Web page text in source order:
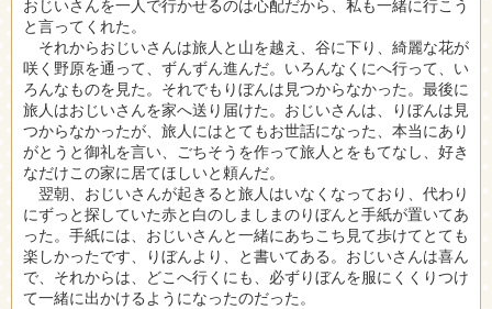
おじいさんを一人で行かせるのは心配だから、私も一緒に行こう
と言ってくれた。
それからおじいさんは旅人と山を越え、谷に下り、綺麗な花が
咲く野原を通って、ずんずん進んだ。いろんなくにへ行って、い
ろんなものを見た。それでもりぼんは見つからなかった。最後に
旅人はおじいさんを家へ送り届けた。おじいさんは、りぼんは見
つからなかったが、旅人にはとてもお世話になった、本当にあり
がとうと御礼を言い、ごちそうを作って旅人とをもてなし、好き
なだけこの家に居てほしいと頼んだ。
翌朝、おじいさんが起きると旅人はいなくなっており、代わり
にずっと探していた赤と白のしましまのりぼんと手紙が置いてあ
った。手紙には、おじいさんと一緒にあちこち見て歩けてとても
楽しかったです、りぼんより、と書いてある。おじいさんは喜ん
で、それからは、どこへ行くにも、必ずりぼんを服にくくりつけ
て一緒に出かけるようになったのだった。